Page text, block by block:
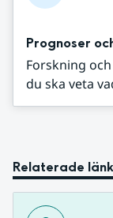
Prognoser
Forskning
du ska veta
Relaterade